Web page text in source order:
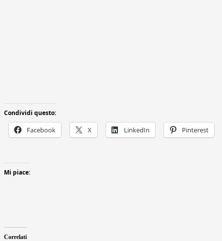
Condividi questo:
Facebook X LinkedIn Pinterest
Mi piace:
Correlati